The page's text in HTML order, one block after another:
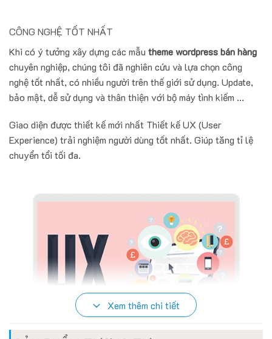
CÔNG NGHỆ TỐT NHẤT
Khi có ý tưởng xây dựng các mẫu theme wordpress bán hàng
chuyên nghiệp, chúng tôi đã nghiên cứu và lựa chọn công
nghệ tốt nhất, có nhiều người trên thế giới sử dụng. Update,
bảo mật, dễ sử dụng và thân thiện với bộ máy tình kiếm ...
Giao diện được thiết kế mới nhất Thiết kế UX (User
Experience) trải nghiệm người dùng tốt nhất. Giúp tăng tỉ lệ
chuyển tổi tối đa.
Xem thêm chi tiết